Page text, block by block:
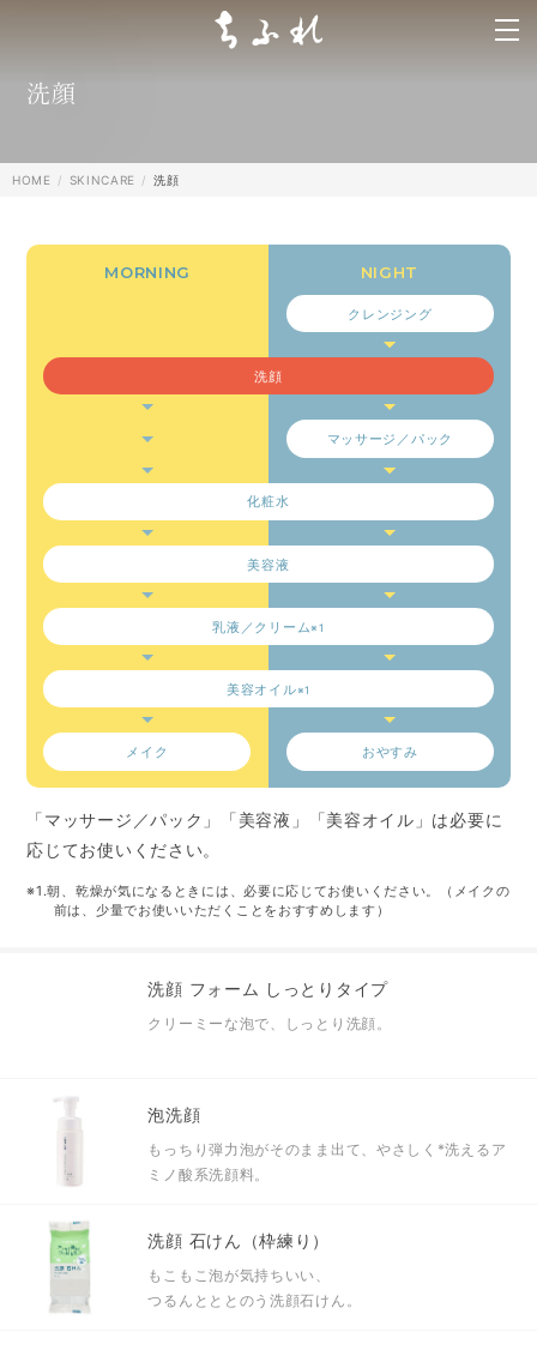
洗顔
HOME SKINCARE 洗顔
クレンジング
洗顔
マッサージ／パック
化粧水
美容液
乳液／クリーム※1
美容オイル※1
メイク おやすみ
「マッサージ／パック」「美容液」「美容オイル」は必要に
応じてお使いください。
※1.朝、乾燥が気になるときには、必要に応じてお使いください。（メイクの
前は、少量でお使いいただくことをおすすめします）
洗顔 フォーム しっとりタイプ
クリーミーな泡で、しっとり洗顔。
泡洗顔
もっちり弾力泡がそのまま出て、やさしく *洗えるア
ミノ酸系洗顔料。
洗顔 石けん（枠練り）
もこもこ泡が気持ちいい、
つるんとととのう洗顔石けん。